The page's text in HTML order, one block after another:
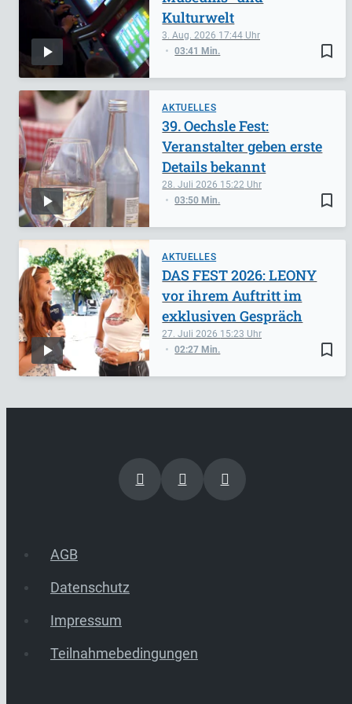
bookmark_border
3. Aug. 2026 17:44
03:41 Min.
Kulturwelt
AKTUELLES
bookmark_border
28. Juli 2026 15:22
03:50 Min.
39. Oechsle Fest:
Veranstalter geben erste
Details bekannt
AKTUELLES
bookmark_border
27. Juli 2026 15:23
02:27 Min.
DAS FEST 2026: LEONY
vor ihrem Auftritt im
exklusiven Gespräch
AGB
Datenschutz
Impressum
Teilnahmebedingungen